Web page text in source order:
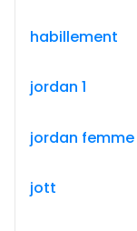
habillement
jordan 1
jordan femme
jott